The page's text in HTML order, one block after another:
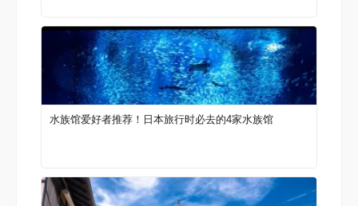
水族馆爱好者推荐！日本旅行时必去的4家水族馆